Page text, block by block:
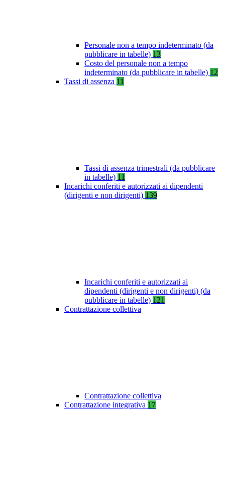
Personale non a tempo indeterminato (da
pubblicare in tabelle) 13
Costo del personale non a tempo
indeterminato (da pubblicare in tabelle) 12
Tassi di assenza 11
Tassi di assenza trimestrali (da pubblicare
in tabelle) 11
Incarichi conferiti e autorizzati ai dipendenti
(dirigenti e non dirigenti) 139
Incarichi conferiti e autorizzati ai
dipendenti (dirigenti e non dirigenti) (da
pubblicare in tabelle) 121
Contrattazione collettiva
Contrattazione collettiva
Contrattazione integrativa 17